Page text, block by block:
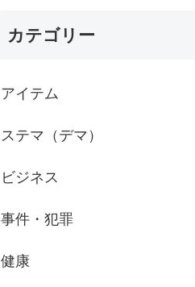
カテゴリー
アイテム
ステマ（デマ）
ビジネス
事件・犯罪
健康